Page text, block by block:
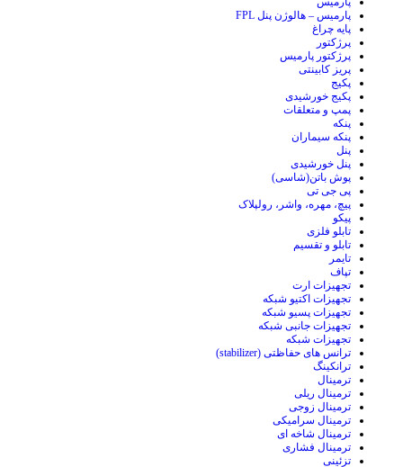
پارمیس – هالوژن پنل FPL
پایه چراغ
پرژکتور
پرژکتور پارمیس
پریز کابینتی
پکیج
پکیج خورشیدی
پمپ و متعلقات
پنکه
پنکه سیماران
پنل
پنل خورشیدی
پوش باتن(شاسی)
پی جی تی
پیچ، مهره، واشر، رولپلاک
پیکو
تابلو فلزی
تابلو و تقسیم
تایمر
تپاف
تجهیزات ارت
تجهیزات اکتیو شبکه
تجهیزات پسیو شبکه
تجهیزات جانبی شبکه
تجهیزات شبکه
ترانس های حفاظتی (stabilizer)
ترانکینگ
ترمینال
ترمینال ریلی
ترمینال زوجی
ترمینال سرامیکی
ترمینال شاخه ای
ترمینال فشاری
تزئینی